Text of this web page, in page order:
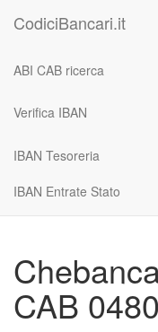
CodiciBancari.it
ABI CAB ricerca
Verifica IBAN
IBAN Tesoreria
IBAN Entrate Stato
CAB